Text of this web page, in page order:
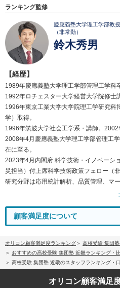
ランキング監修
慶應義塾大学理工学部教
（非常勤）
鈴木秀男
【経歴】
1989年慶應義塾大学理工学部管理工学科
1992年ロチェスター大学経営大学院修士
1996年東京工業大学大学院理工学研究科
学）取得。
1996年筑波大学社会工学系・講師。2002
2008年4月慶應義塾大学理工学部管理工
在に至る。
2023年4月内閣府 科学技術・イノベーシ
災担当）付上席科学技術政策フェロー（非
研究分野は応用統計解析、品質管理、マー
顧客満足度について
オリコン顧客満足度ランキング
高校受験 集団
おすすめの高校受験 集団塾 近畿ランキング・
高校受験 集団塾 近畿のスタッフランキング・
オリコン顧客満足